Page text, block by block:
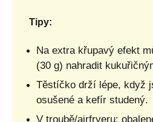
Tipy:
Na extra křupavý efekt
(30 g) nahradit
Těstíčko drží lépe, když
osušené a kefír studený.
V troubě/airfryeru: